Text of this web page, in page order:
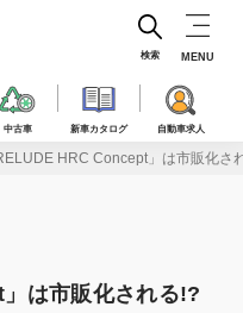
中古車 新車カタログ 自動車求人
検索 MENU
HRC Concept」は市販化
は市販化される!?